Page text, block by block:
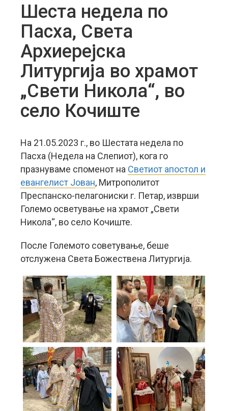
Шеста недела по
Пасха, Света
Архиерејска
Литургија во храмот
„Свети Никола“, во
село Кочиште
На 21.05.2023 г., во Шестата недела по
Пасха (Недела на Слепиот), кога го
празнуваме споменот на Светиот апостол и
евангелист Јован, Митрополитот
Преспанско-пелагониски г. Петар, изврши
Големо осветување на храмот „Свети
Никола“, во село Кочиште.
После Големото советување, беше
отслужена Света Божествена Литургија.